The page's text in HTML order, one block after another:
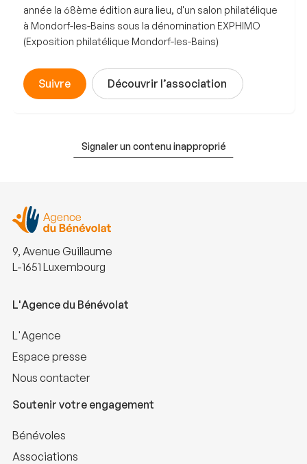
année la 68ème édition aura lieu, d'un salon philatélique
à Mondorf-les-Bains sous la dénomination EXPHIMO
(Exposition philatélique Mondorf-les-Bains)
Suivre Découvrir l’association
Signaler un contenu inapproprié
9, Avenue Guillaume
L-1651 Luxembourg
L'Agence du Bénévolat
L'Agence
Espace presse
Nous contacter
Soutenir votre engagement
Bénévoles
Associations